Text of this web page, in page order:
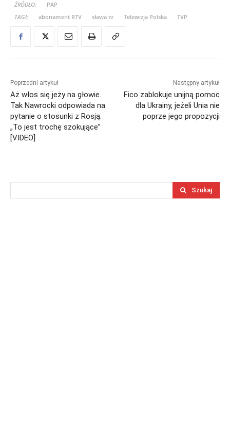
ŹRÓDŁO:
PAP
TAGI:
abonament RTV sława tv Telewizja Polska TVP
Poprzedni artykuł
Aż włos się jeży na głowie.
Tak Nawrocki odpowiada na
pytanie o stosunki z Rosją.
„To jest trochę szokujące”
[VIDEO]
Następny artykuł
Fico zablokuje unijną pomoc
dla Ukrainy, jeżeli Unia nie
poprze jego propozycji
Szukaj